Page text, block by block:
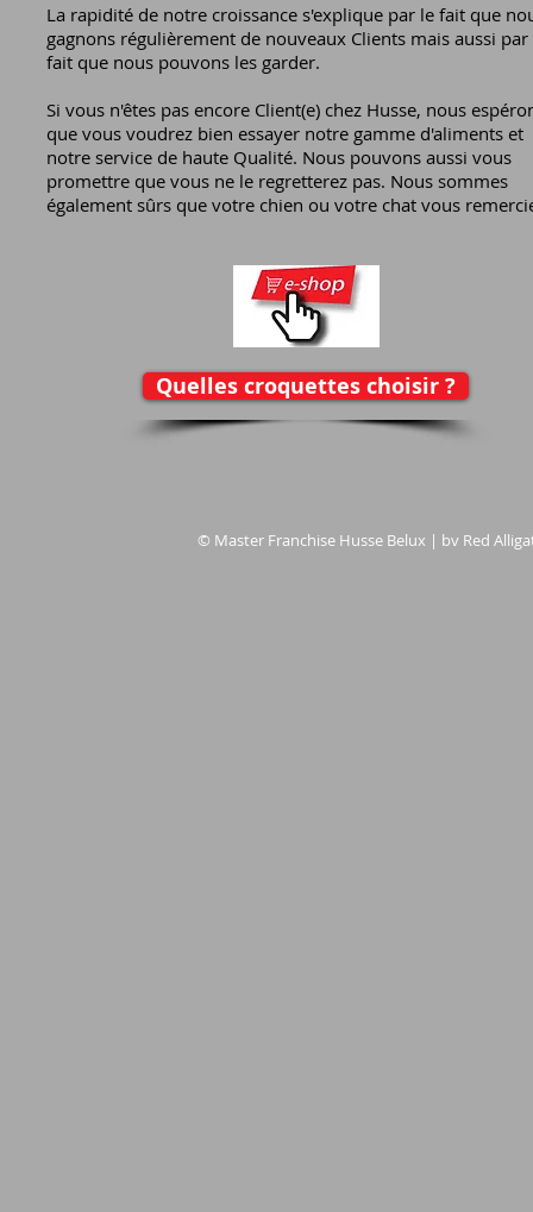
La rapidité de notre croissance s'explique par le fait que
gagnons régulièrement de nouveaux Clients mais aussi par
fait que nous pouvons les garder.
Si vous n'êtes pas encore Client(e) chez Husse, nous
que vous voudrez bien essayer notre gamme d'aliments et
notre service de haute Qualité. Nous pouvons aussi vous
promettre que vous ne le regretterez pas. Nous sommes
également sûrs que votre chien ou votre chat vous
Quelles croquettes choisir ?
© Master Franchise Husse Belux | bv Red